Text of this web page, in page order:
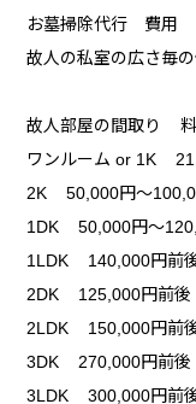
お墓掃除代行 費用
故人の私室の広さ毎
故人部屋の間取り
ワンルーム or 1K
2K 50,000円～
1DK 50,000円～
1LDK 140,000円前
2DK 125,000円前後
2LDK 150,000円前
3DK 270,000円前後
3LDK 300,000円前